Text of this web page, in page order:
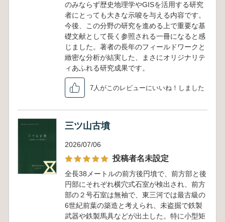
のみならず歴史地理学やGISを活用する研究
者にとっても大きな示唆を与える内容です。
今後、この分野の研究を進める上で重要な基
礎文献として長く参照される一冊になると感
じました。著者の長年のフィールドワークと
緻密な分析が結実した、まさにオリジナリテ
ィあふれる研究成果です。
7人がこのレビューにいいね！しました
三ツ山古墳
2026/07/06
投稿者名未設定
全長38メートルの前方後円墳で、前方部と後
円部にそれぞれ横穴式石室が検出され、前方
部の２号石室は無袖で、東三河では最古級の
6世紀前葉の築造と考えられ、未盗掘で鉄製
武器や鉄製馬具などが出土した。特に小型矩